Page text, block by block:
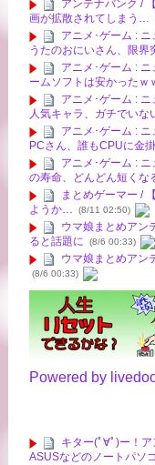
アンテナバンク /
画が拡散されてしまう…
アニメ･ゲーム :
うたのおにいさん、限界
アニメ･ゲーム :
ームソフトは安かったｗ
アニメ･ゲーム :
人気キャラ、ガチでいな
アニメ･ゲーム :
PCさん、誰もCPUに金
アニメ･ゲーム :
の寿命、どんどん短くな
まとめゲーマー /
ようか…
(8/11 02:50)
ウマ娘まとめアン
ると話題に
(8/6 00:33)
ウマ娘まとめアン
(8/6 00:33)
Powered by
キター(ﾟ∀ﾟ)ー！
ASUSなどのノートパソ